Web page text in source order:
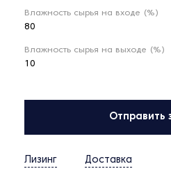
Влажность сырья на входе (%)
80
Влажность сырья на выходе (%)
10
Отправить
Лизинг Доставка